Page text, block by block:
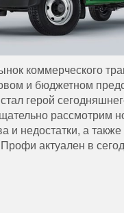
коммерческого
и бюджетном
герой
рассмотрим
и недостатки, а
актуален в